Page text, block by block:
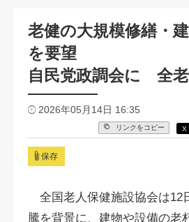
老健の大規模修繕・
を要望
自民党政調会に 全
2026年05月14日 16:35
リンクをコピー X
保存
全国老人保健施設協会は12
騰を背景に、建物や設備の老